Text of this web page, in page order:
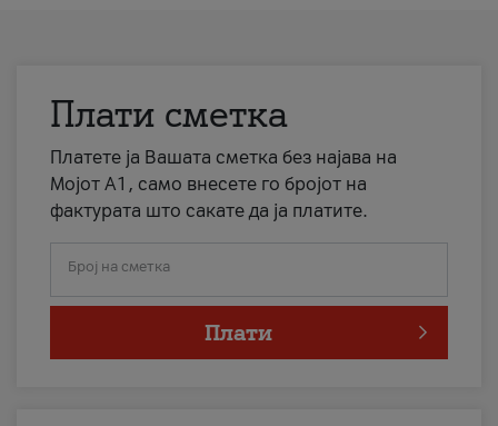
Плати сметка
Платете ја Вашата сметка без најава на
Мојот А1, само внесете го бројот на
фактурата што сакате да ја платите.
Број на сметка
Плати